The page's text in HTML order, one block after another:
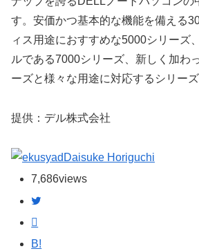
す。安価かつ基本的な機能を備える
ィス用途におすすめな5000シリーズ
ルである7000シリーズ、新しく加わ
ーズと様々な用途に対応するシリーズ
提供：デル株式会社
Daisuke Horiguchi
7,686views
B!